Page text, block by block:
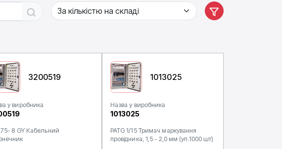
3200519
у виробника
8 GY Кабельний
1013025
Назва у виробника
1013025
PATG 1/15 Тримач маркування
провідника, 1,5 - 2,0 мм (уп.1000 шт)